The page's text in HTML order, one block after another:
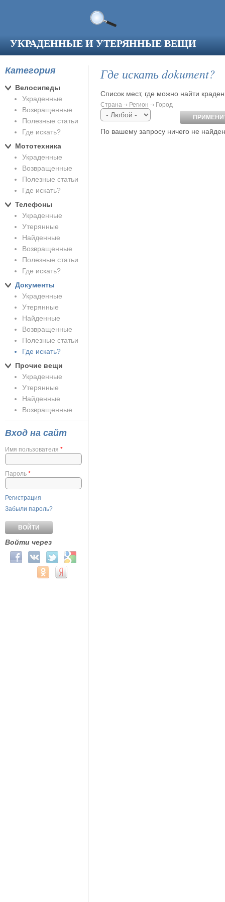
УКРАДЕННЫЕ И УТЕРЯННЫЕ ВЕЩИ
Где искать dokument?
Список мест, где можно найти
Страна -› Регион -› Город
По вашему запросу ничего не
Категория
Велосипеды
Украденные
Возвращенные
Полезные статьи
Где искать?
Мототехника
Украденные
Возвращенные
Полезные статьи
Где искать?
Телефоны
Украденные
Утерянные
Найденные
Возвращенные
Полезные статьи
Где искать?
Документы
Украденные
Утерянные
Найденные
Возвращенные
Полезные статьи
Где искать?
Прочие вещи
Украденные
Утерянные
Найденные
Возвращенные
Вход на сайт
Имя пользователя *
Пароль *
Регистрация
Забыли пароль?
Войти через
Login with Facebook
Login with ВКонтакте
Login with Twitter
Login with Google
Login with Mail.ru
Login with Одноклассники
Login with Яндекс